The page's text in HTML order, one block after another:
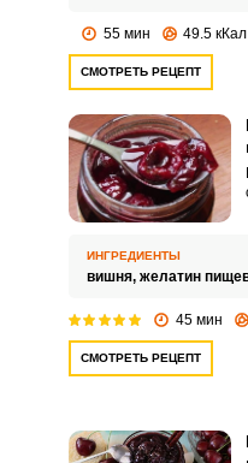
55 мин 49.5 кКал
СМОТРЕТЬ РЕЦЕПТ
ИНГРЕДИЕНТЫ
вишня, желатин
45 мин
СМОТРЕТЬ РЕЦЕПТ